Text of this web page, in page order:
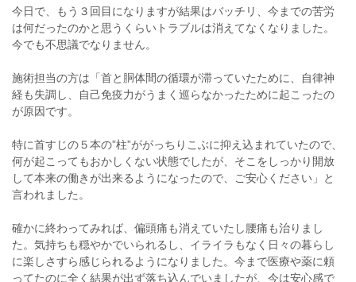
今日で、もう３回目になりますが結果はバッチリ、今までの苦労
は何だったのかと思うくらいトラブルは消えてなくなりました。
今でも不思議でなりません。
施術担当の方は「首と胴体間の循環が滞っていたために、自律神
経も失調し、自己免疫力がうまく巡らなかったために起こったの
が原因です。
特に首すじの５本の”柱”ががっちりこぶに抑え込まれていたので、
何が起こってもおかしくない状態でしたが、そこをしっかり開放
して本来の働きが出来るようになったので、ご安心ください」と
言われました。
確かに終わってみれば、偏頭痛も消えていたし腰痛も治りまし
た。気持ちも穏やかでいられるし、イライラもなく日々の暮らし
に楽しさすら感じられるようになりました。今まで医療や薬に頼
ってたのに全く結果が出ず落ち込んでいましたが、今は安心感で